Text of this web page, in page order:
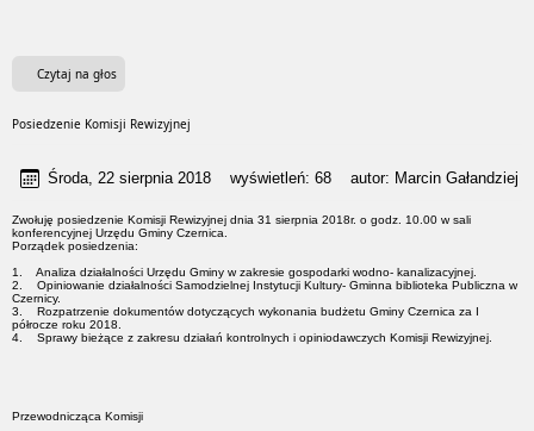
Czytaj na głos
Posiedzenie Komisji Rewizyjnej
Środa, 22 sierpnia 2018 wyświetleń: 68 autor: Marcin Gałandziej
Zwołuję posiedzenie Komisji Rewizyjnej dnia 31 sierpnia 2018r. o godz. 10.00 w sali
konferencyjnej Urzędu Gminy Czernica.
Porządek posiedzenia:
1. Analiza działalności Urzędu Gminy w zakresie gospodarki wodno- kanalizacyjnej.
2. Opiniowanie działalności Samodzielnej Instytucji Kultury- Gminna biblioteka Publiczna w
Czernicy.
3. Rozpatrzenie dokumentów dotyczących wykonania budżetu Gminy Czernica za I
półrocze roku 2018.
4. Sprawy bieżące z zakresu działań kontrolnych i opiniodawczych Komisji Rewizyjnej.
Przewodnicząca Komisji